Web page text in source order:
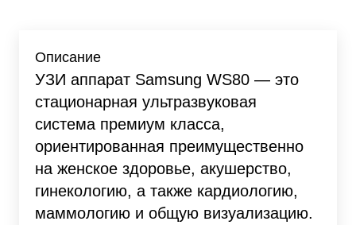
Описание
УЗИ аппарат Samsung WS80 — это
стационарная ультразвуковая
система премиум класса,
ориентированная преимущественно
на женское здоровье, акушерство,
гинекологию, а также кардиологию,
маммологию и общую визуализацию.